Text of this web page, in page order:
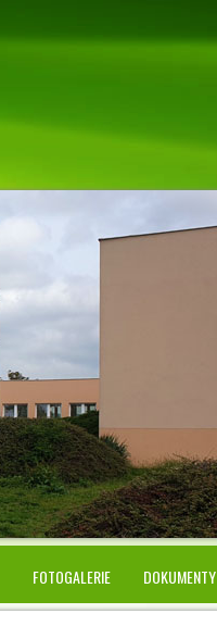
FOTOGALERIE DOKUMENTY